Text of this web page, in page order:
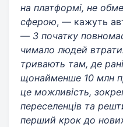
на платформі, не
сферою, — кажуть
— З початку
чимало людей
тривають там, де
щонайменше 10 млн
це можливість,
переселенців та
перший крок до